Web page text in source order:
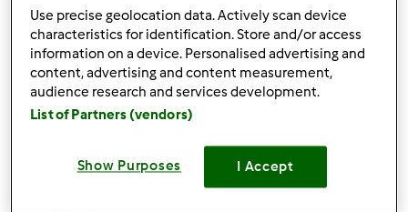
POLPO CON PATATE
daOspite
20 9 facile
(12)
Polpettine di Tonno al
Use precise geolocation data. Actively scan device
characteristics for identification. Store and/or access
information on a device. Personalised advertising and
content, advertising and content measurement,
audience research and services development.
List of Partners (vendors)
Show Purposes I Accept